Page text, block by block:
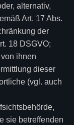
alternativ,
Art. 17 Abs.
der
18 DSGVO;
ihnen
dieser
(vgl. auch
sie betreffenden